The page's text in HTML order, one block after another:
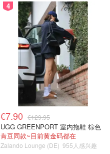
4
€7.90 €129.95
UGG GREENPORT 室内拖鞋 棕色
肯豆同款~目前黄金码都在
Zalando Lounge (DE) 955人感兴趣